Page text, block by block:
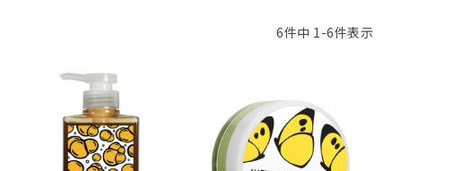
6件中 1 -6件表示